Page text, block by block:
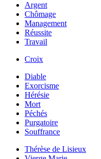
Argent
Chômage
Management
Réussite
Travail
Croix
Diable
Exorcisme
Hérésie
Mort
Péchés
Purgatoire
Souffrance
Thérèse de Lisieux